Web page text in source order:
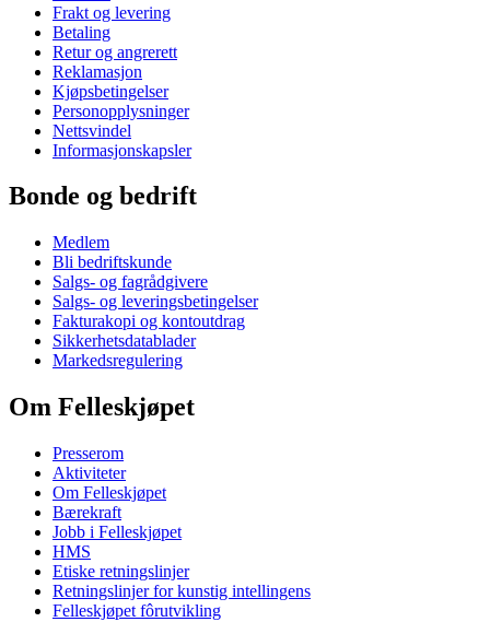
Frakt og levering
Betaling
Retur og angrerett
Reklamasjon
Kjøpsbetingelser
Personopplysninger
Nettsvindel
Informasjonskapsler
Bonde og bedrift
Medlem
Bli bedriftskunde
Salgs- og fagrådgivere
Salgs- og leveringsbetingelser
Fakturakopi og kontoutdrag
Sikkerhetsdatablader
Markedsregulering
Om Felleskjøpet
Presserom
Aktiviteter
Om Felleskjøpet
Bærekraft
Jobb i Felleskjøpet
HMS
Etiske retningslinjer
Retningslinjer for kunstig intellingens
Felleskjøpet fôrutvikling